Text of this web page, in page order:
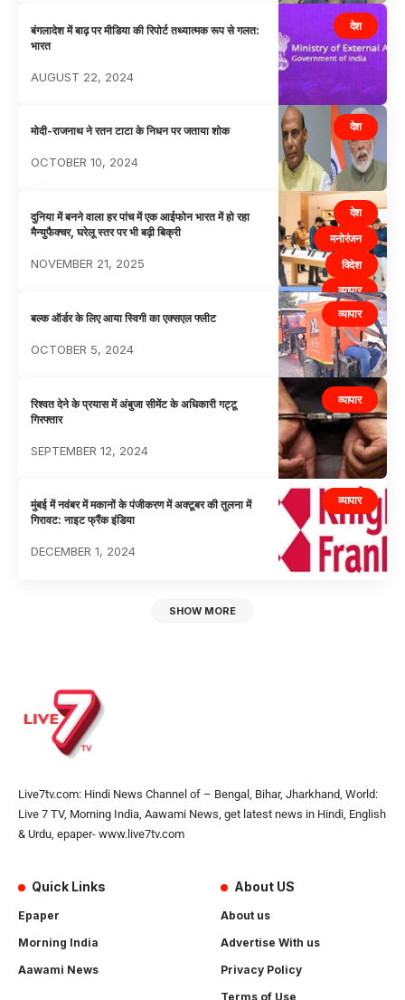
देश
बंगलादेश में बाढ़ पर मीडिया की रिपोर्ट तथ्यात्मक रूप से गलत:
भारत
AUGUST 22, 2024
देश
मोदी-राजनाथ ने रतन टाटा के निधन पर जताया शोक
OCTOBER 10, 2024
देश
मनोरंजन
विदेश
व्यापार
दुनिया में बनने वाला हर पांच में एक आईफोन भारत में हो रहा
मैन्युफैक्चर, घरेलू स्तर पर भी बढ़ी बिक्री
NOVEMBER 21, 2025
व्यापार
बल्क ऑर्डर के लिए आया स्विगी का एक्सएल फ्लीट
OCTOBER 5, 2024
व्यापार
रिश्वत देने के प्रयास में अंबुजा सीमेंट के अधिकारी गट्टू
गिरफ्तार
SEPTEMBER 12, 2024
व्यापार
मुंबई में नवंबर में मकानों के पंजीकरण में अक्टूबर की तुलना में
गिरावट: नाइट फ्रैंक इंडिया
DECEMBER 1, 2024
SHOW MORE
Live7tv.com: Hindi News Channel of – Bengal, Bihar, Jharkhand, World:
Live 7 TV, Morning India, Aawami News, get latest news in Hindi, English
& Urdu, epaper- www.live7tv.com
Quick Links
Epaper
Morning India
Aawami News
About US
About us
Advertise With us
Privacy Policy
Terms of Use